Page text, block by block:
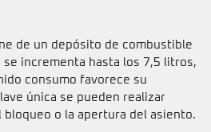
de un depósito de combustible
se incrementa hasta los 7,5 litros,
consumo favorece su
única se pueden realizar
bloqueo o la apertura del asiento.